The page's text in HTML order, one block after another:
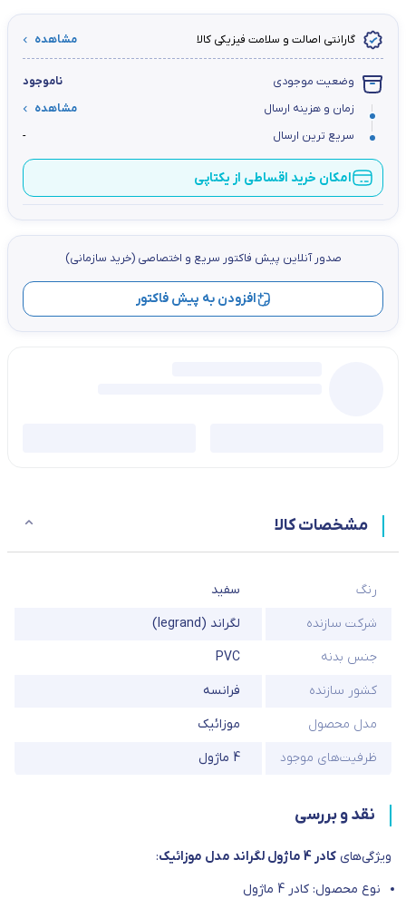
گارانتی اصالت و سلامت فیزیکی کالا مشاهده
وضعیت موجودی
ناموجود
زمان و هزینه ارسال
مشاهده
سریع ترین ارسال
-
امکان خرید اقساطی از یکتاپی
صدور آنلاین پيش فاكتور سریع و اختصاصي (خرید سازمانی)
افزودن به پیش فاکتور
مشخصات کالا
رنگ
سفید
شرکت سازنده
لگراند (legrand)
جنس بدنه
PVC
کشور سازنده
فرانسه
مدل محصول
موزائیک
ظرفیت‌های موجود
4 ماژول
نقد و بررسی
ویژگی‌های کادر 4 ماژول لگراند مدل موزائیک
:
نوع محصول: کادر 4 ماژول